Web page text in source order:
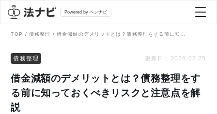
Powered by ベンナビ
全て
弁護士を探す
TOP 債務整理
債務整理 更新日： 2026.03.25
借金減額のデメリットとは？債務整理をす
る前に知っておくべきリスクと注意点を解
説